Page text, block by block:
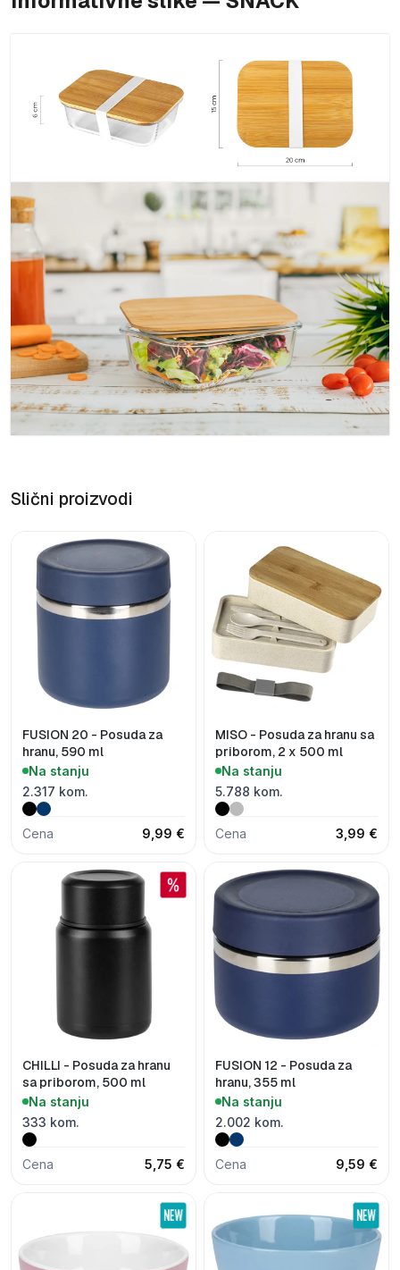
Slični proizvodi
FUSION 20 - Posuda za
hranu, 590 ml
Na stanju
2.317 kom.
Cena 9,99 €
MISO - Posuda za hranu sa
priborom, 2 x 500 ml
Na stanju
5.788 kom.
Cena 3,99 €
CHILLI - Posuda za hranu
sa priborom, 500 ml
Na stanju
333 kom.
Cena 5,75 €
FUSION 12 - Posuda za
hranu, 355 ml
Na stanju
2.002 kom.
Cena 9,59 €